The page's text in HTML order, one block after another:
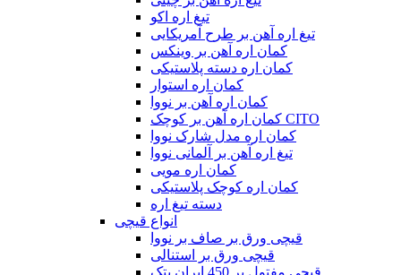
تیغ اره اکو
تیغ اره آهن بر طرح آمریکایی
کمان اره آهن بر وینکس
کمان اره دسته پلاستیکی
کمان اره استوار
کمان اره آهن بر نووا
کمان اره آهن بر کوچک CITO
کمان اره مدل شارک نووا
تیغ اره آهن بر آلمانی نووا
کمان اره مویی
کمان اره کوچک پلاستیکی
دسته تیغ اره
انواع قیچی
قیچی ورق بر صاف بر نووا
قیچی ورق بر استنالی
قیچی مفتول بر 450 ایران پتک